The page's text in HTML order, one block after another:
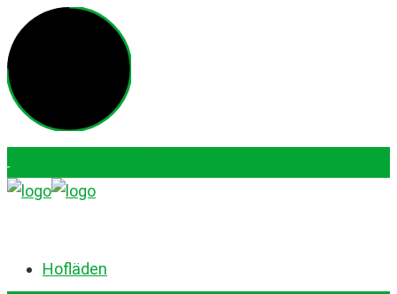
#kartoffelverbandsachsen
Hofläden